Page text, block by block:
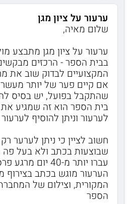
ערעור על ציון מגן
שלום מאיה,
ערעור על ציון מגן מתבצע
בבית הספר - הרכזים
המקצועיים לבדוק שוב את
אם קיים פער של יותר מעשר
שהתקבל בפועל, יש בסיס
בית הספר הוא זה שמגיע
לערעור וניתן להוסיף
חשוב לציין כי ניתן לערער
שבוצעות בכתב ולא בעל פה
עברו יותר מ-40 יום מרגע פרסום הציונים.
הערעור מוגש בכתב בצירוף
המקורית, וצילום של
הספר